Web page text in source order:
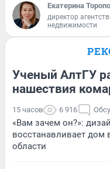
Екатерина
директор
недвижимости
Ученый АлтГУ
нашествия
15 часов 6 916
«Вам зачем он?»:
восстанавливает дом
области